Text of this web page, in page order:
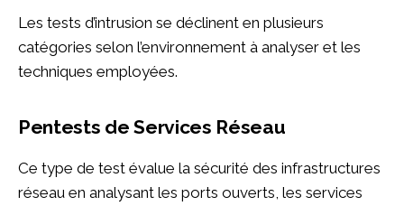
Les tests d’intrusion se déclinent en plusieurs
catégories selon l’environnement à analyser et les
techniques employées.
Pentests de Services Réseau
Ce type de test évalue la sécurité des infrastructures
réseau en analysant les ports ouverts, les services